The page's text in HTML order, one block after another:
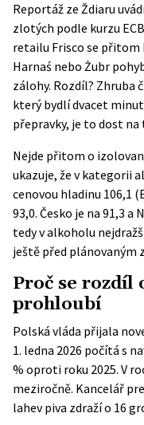
Reportáž ze Ždiaru
zlotých podle kurzu
retailu Frisco se přitom
Harnaś nebo Żubr
zálohy. Rozdíl? Zhruba
který bydlí dvacet
přepravky, je to dost na
Nejde přitom o
ukazuje, že v kategorii
cenovou hladinu 106,1
93,0. Česko je na 91,3 a
tedy v alkoholu
ještě před plánovaným
Proč se rozdíl
prohloubí
Polská vláda přijala
1. ledna 2026 počítá s
% oproti roku 2025. V
meziročně. Kancelář
lahev piva zdraží o 16